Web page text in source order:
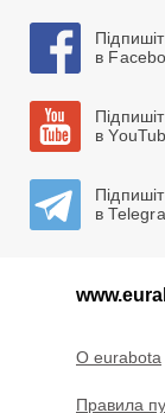
в
в
в
O eurabota
Правила